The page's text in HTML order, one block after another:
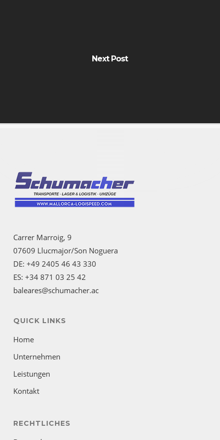
Next Post
Carrer Marroig, 9
07609 Llucmajor/Son Noguera
DE: +49 2405 46 43 330
ES: +34 871 03 25 42
baleares@schumacher.ac
QUICK LINKS
Home
Unternehmen
Leistungen
Kontakt
RECHTLICHES